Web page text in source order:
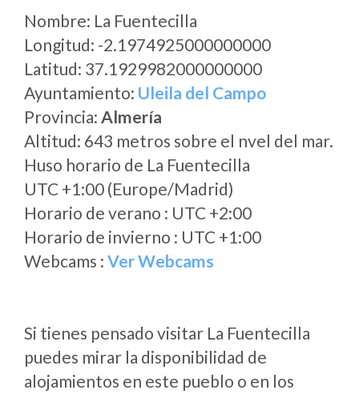
Nombre: La Fuentecilla
Longitud: -2.1974925000000000
Latitud: 37.1929982000000000
Ayuntamiento: Uleila del Campo
Provincia: Almería
Altitud: 643 metros sobre el nvel del mar.
Huso horario de La Fuentecilla
UTC +1:00 (Europe/Madrid)
Horario de verano : UTC +2:00
Horario de invierno : UTC +1:00
Webcams : Ver Webcams
Si tienes pensado visitar La Fuentecilla
puedes mirar la disponibilidad de
alojamientos en este pueblo o en los